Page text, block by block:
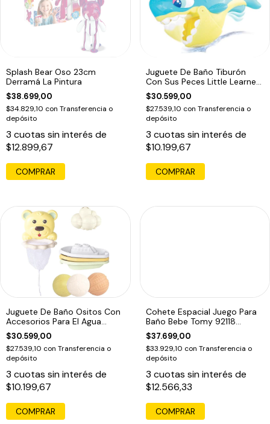
Splash Bear Oso 23cm
Derramá La Pintura
$38.699,00
$34.829,10 con Transferencia o
depósito
3 cuotas sin interés de
$12.899,67
Juguete De Baño Tiburón
Con Sus Peces Little Learner
Azul
$30.599,00
$27.539,10 con Transferencia o
depósito
3 cuotas sin interés de
$10.199,67
Juguete De Baño Ositos Con
Accesorios Para El Agua
Amarillo
$30.599,00
$27.539,10 con Transferencia o
depósito
3 cuotas sin interés de
$10.199,67
Cohete Espacial Juego Para
Baño Bebe Tomy 92118
Educando
$37.699,00
$33.929,10 con Transferencia o
depósito
3 cuotas sin interés de
$12.566,33